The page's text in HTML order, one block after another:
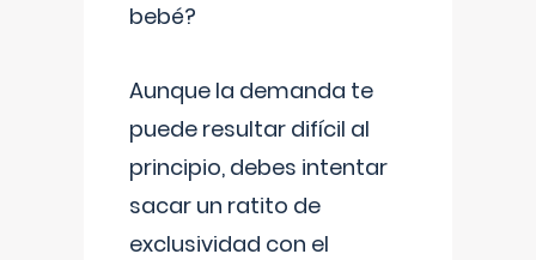
bebé?
Aunque la demanda te
puede resultar difícil al
principio, debes intentar
sacar un ratito de
exclusividad con el